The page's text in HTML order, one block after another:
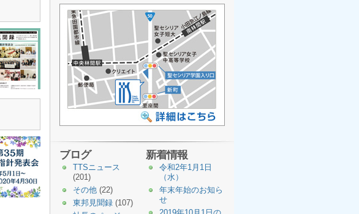
新着情報
令和2年1月1日
（水）
年末年始のお知ら
せ
ブログ
TTSニュース
(201)
その他 (22)
東邦見聞録 (107)